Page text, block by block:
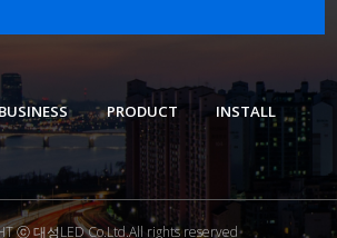
BUSINESS PRODUCT INSTALL
ⓒ 대성LED Co.Ltd.All rights reserved